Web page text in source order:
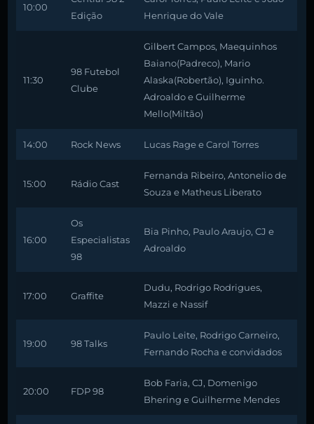
10:00
Edição
Henrique do Vale
11:30
98 Futebol
Clube
Gilbert Campos, Maequinhos
Baiano(Padreco), Mario
Alaska(Robertão), Iguinho.
Adroaldo e Guilherme
Mello(Miltão)
14:00 Rock News Lucas Rage e Carol Torres
15:00 Rádio Cast
Fernanda Ribeiro, Antonelio de
Souza e Matheus Liberato
16:00
Os
Especialistas
98
Bia Pinho, Paulo Araujo, CJ e
Adroaldo
17:00 Graffite
Dudu, Rodrigo Rodrigues,
Mazzi e Nassif
19:00 98 Talks
Paulo Leite, Rodrigo Carneiro,
Fernando Rocha e convidados
20:00 FDP 98
Bob Faria, CJ, Domenigo
Bhering e Guilherme Mendes